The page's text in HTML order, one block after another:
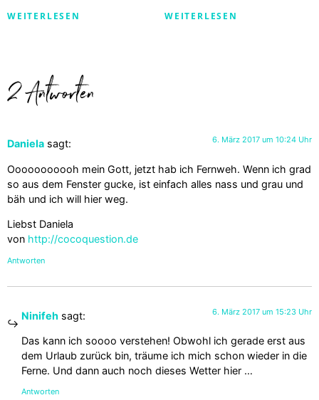
WEITERLESEN WEITERLESEN
2 Antworten
Daniela sagt: 6. März 2017 um 10:24 Uhr
Ooooooooooh mein Gott, jetzt hab ich Fernweh. Wenn ich grad
so aus dem Fenster gucke, ist einfach alles nass und grau und
bäh und ich will hier weg.
Liebst Daniela
von http://cocoquestion.de
Antworten
Ninifeh sagt: 6. März 2017 um 15:23 Uhr
Das kann ich soooo verstehen! Obwohl ich gerade erst aus
dem Urlaub zurück bin, träume ich mich schon wieder in die
Ferne. Und dann auch noch dieses Wetter hier …
Antworten